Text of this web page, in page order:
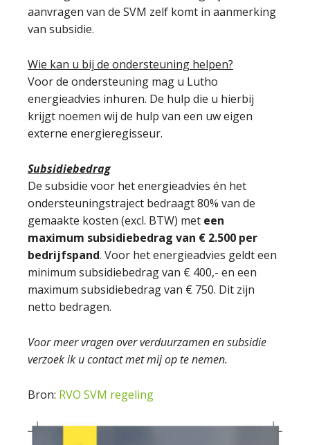
aanvragen van de SVM zelf komt in aanmerking
van subsidie.
Wie kan u bij de ondersteuning helpen?
Voor de ondersteuning mag u Lutho
energieadvies inhuren. De hulp die u hierbij
krijgt noemen wij de hulp van een uw eigen
externe energieregisseur.
Subsidiebedrag
De subsidie voor het energieadvies én het
ondersteuningstraject bedraagt 80% van de
gemaakte kosten (excl. BTW) met een
maximum subsidiebedrag van € 2.500 per
bedrijfspand. Voor het energieadvies geldt een
minimum subsidiebedrag van € 400,- en een
maximum subsidiebedrag van € 750. Dit zijn
netto bedragen.
Voor meer vragen over verduurzamen en subsidie
verzoek ik u contact met mij op te nemen.
Bron: RVO SVM regeling